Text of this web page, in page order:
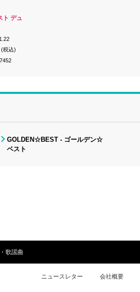
ト デュ
(税込)
GOLDEN☆BEST - ゴールデン☆
ベスト
歌謡曲
ニュースレター 会社概要